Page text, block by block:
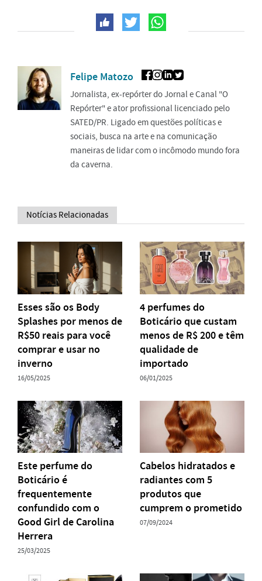
Felipe Matozo
Jornalista, ex-repórter do Jornal e Canal "O
Repórter" e ator profissional licenciado pelo
SATED/PR. Ligado em questões políticas e
sociais, busca na arte e na comunicação
maneiras de lidar com o incômodo mundo fora
da caverna.
Notícias Relacionadas
Esses são os Body
Splashes por menos de
R$50 reais para você
comprar e usar no
inverno
16/05/2025
4 perfumes do
Boticário que custam
menos de R$ 200 e têm
qualidade de
importado
06/01/2025
Este perfume do
Boticário é
frequentemente
confundido com o
Good Girl de Carolina
Herrera
25/03/2025
Cabelos hidratados e
radiantes com 5
produtos que
cumprem o prometido
07/09/2024